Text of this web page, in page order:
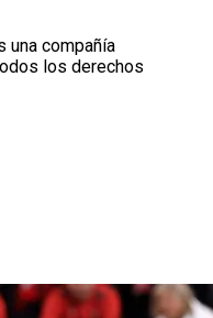
una compañía
los derechos